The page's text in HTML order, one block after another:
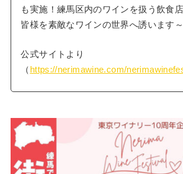
も実施！練馬区内のワインを扱う飲食
皆様を素敵なワインの世界へ誘います～
公式サイトより
（ https://nerimawine.com/